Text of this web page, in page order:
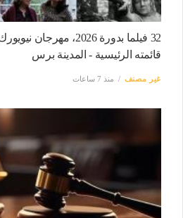
32 فيلما بدورة 2026،
قائمته الرئيسية - المدينة برس
غير مصنف منذ 7 ساعات